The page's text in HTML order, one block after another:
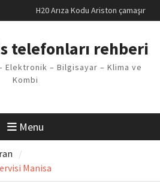
H20 Arıza Kodu Ariston çamaşır
makinesi Sorunu
Arçelik buzdolabı F5 Hatası
Vaillant çamaşır makinesi E03
Arıza Kodu
telefonları rehberi
Elektronik – Bilgisayar – Klima ve
Kombi
Menu
Manisa